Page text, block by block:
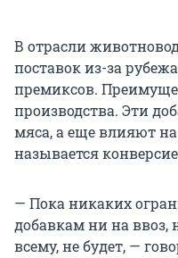
В отрасли
поставок из-за
премиксов.
производства. Эти
мяса, а еще влияют на
называется
— Пока никаких
добавкам ни на ввоз,
всему, не будет, —